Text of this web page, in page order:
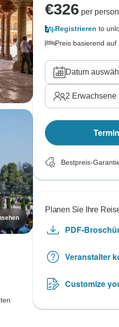
€326 per person
Registrieren to
Preis basierend
Datum
2 Erwachsene
Bestpreis-
Planen Sie Ihre
PDF-
Veranstalter
Customize